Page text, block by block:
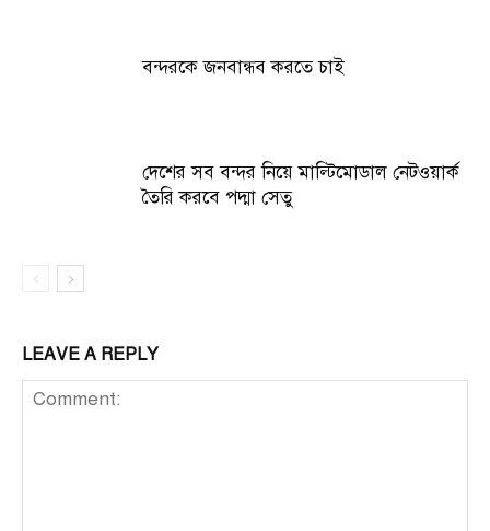
বন্দরকে জনবান্ধব করতে চাই
দেশের সব বন্দর নিয়ে মাল্টিমোডাল নেটওয়ার্ক
তৈরি করবে পদ্মা সেতু
LEAVE A REPLY